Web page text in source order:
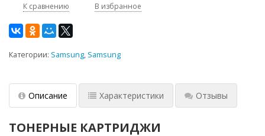
К сравнению В избранное
Категории: Samsung, Samsung
Описание Характеристики Отзывы
ТОНЕРНЫЕ КАРТРИДЖИ